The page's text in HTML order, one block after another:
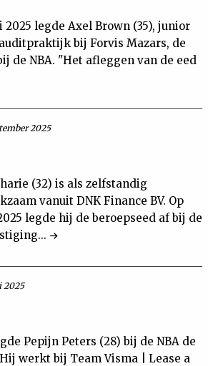
legde Axel Brown (35), junior
bij Forvis Mazars, de
de NBA. "Het afleggen van de eed
2025
(32) is als zelfstandig
vanuit DNK Finance BV. Op
legde hij de beroepseed af bij de
2025
Pepijn Peters (28) bij de NBA de
werkt bij Team Visma | Lease a